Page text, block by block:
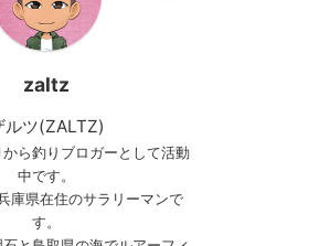
zaltz
ルツ(ZALTZ)
から釣りブロガーとして活動
中です。
庫県在住のサラリーマンで
す。